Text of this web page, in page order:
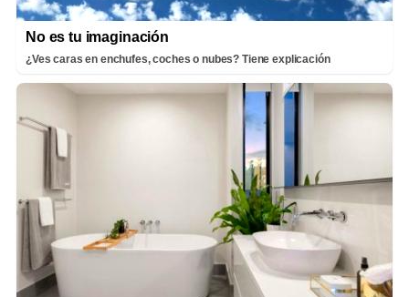
No es tu imaginación
¿Ves caras en enchufes, coches o nubes? Tiene explicación